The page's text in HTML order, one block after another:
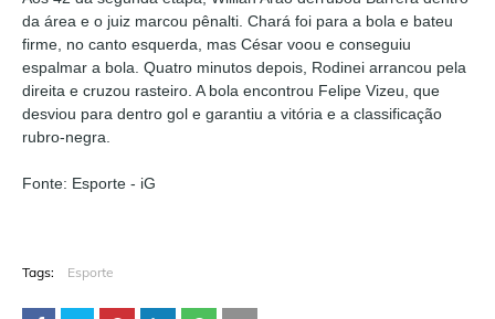
da área e o juiz marcou pênalti. Chará foi para a bola e bateu
firme, no canto esquerda, mas César voou e conseguiu
espalmar a bola. Quatro minutos depois, Rodinei arrancou pela
direita e cruzou rasteiro. A bola encontrou Felipe Vizeu, que
desviou para dentro gol e garantiu a vitória e a classificação
rubro-negra.
Fonte: Esporte - iG
Tags: Esporte